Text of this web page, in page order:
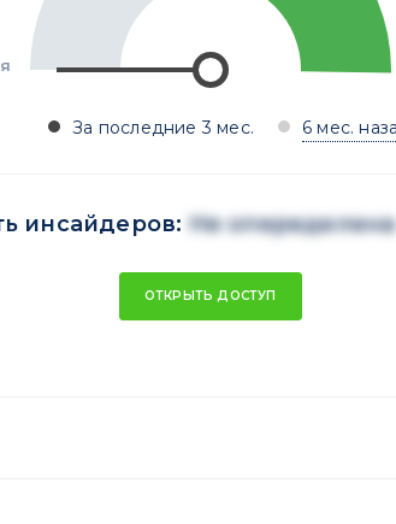
За последние 3 мес. 6 мес.
инсайдеров: Не опеределена
ОТКРЫТЬ ДОСТУП